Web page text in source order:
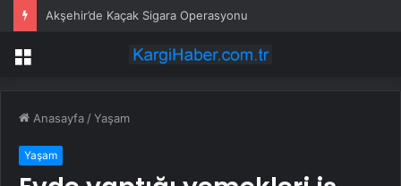
Akşehir’de Kaçak Sigara Operasyonu
Menü
Anasayfa /Yaşam
Yaşam